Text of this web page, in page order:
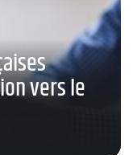
vers le